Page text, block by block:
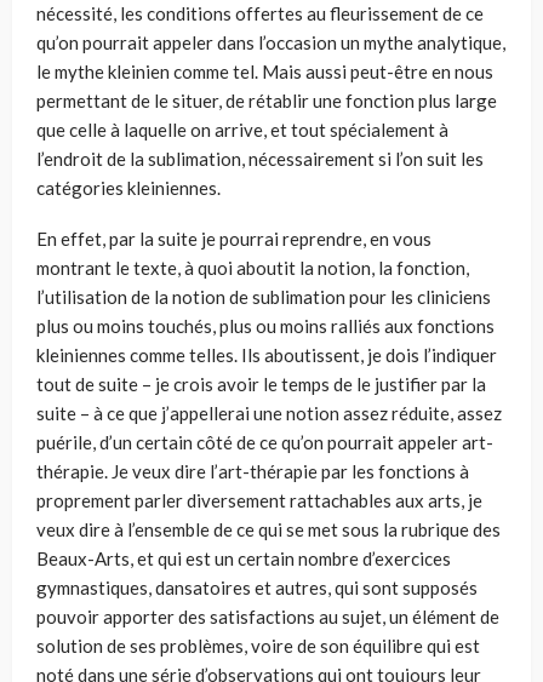
nécessité, les conditions offertes au fleurissement de ce
qu’on pourrait appeler dans l’occasion un mythe analytique,
le mythe kleinien comme tel. Mais aussi peut-être en nous
permettant de le situer, de réta­blir une fonction plus large
que celle à laquelle on arrive, et tout spéciale­ment à
l’endroit de la sublimation, nécessairement si l’on suit les
catégo­ries kleiniennes.
En effet, par la suite je pourrai reprendre, en vous
montrant le texte, à quoi aboutit la notion, la fonction,
l’utilisation de la notion de sublima­tion pour les cliniciens
plus ou moins touchés, plus ou moins ralliés aux fonctions
kleiniennes comme telles. Ils aboutissent, je dois l’indiquer
tout de suite – je crois avoir le temps de le justifier par la
suite – à ce que j’ap­pellerai une notion assez réduite, assez
puérile, d’un certain côté de ce qu’on pourrait appeler art-
thérapie. Je veux dire l’art-thérapie par les fonctions à
proprement parler diversement rattachables aux arts, je
veux dire à l’ensemble de ce qui se met sous la rubrique des
Beaux-Arts, et qui est un certain nombre d’exercices
gymnastiques, dansatoires et autres, qui sont supposés
pouvoir apporter des satisfactions au sujet, un élément de
solution de ses problèmes, voire de son équilibre qui est
noté dans une série d’observations qui ont toujours leur